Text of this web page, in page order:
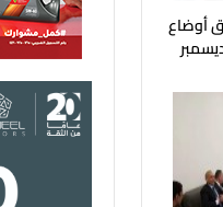
أوضاع
الخاصة حتى 31 ديسمبر